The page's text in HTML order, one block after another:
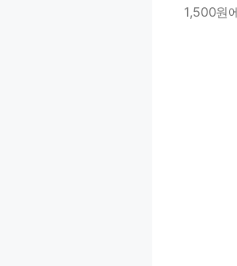
1,500원